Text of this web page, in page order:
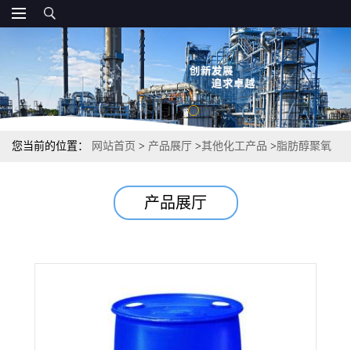
您当前的位置： 网站首页 > 产品展厅 >其他化工产品 >脂肪醇聚氧
产品展厅